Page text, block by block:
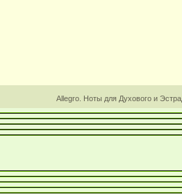
Allegro. Ноты для Духового и